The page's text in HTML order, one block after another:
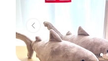
Previous